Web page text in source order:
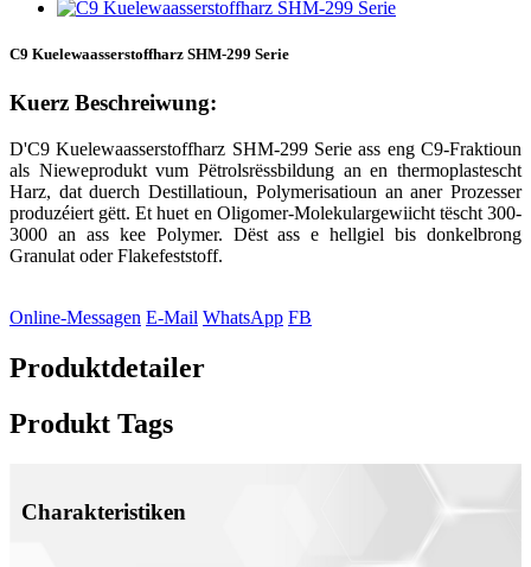
C9 Kuelewaasserstoffharz SHM-299 Serie
Kuerz Beschreiwung:
D'C9 Kuelewaasserstoffharz SHM-299 Serie ass eng C9-Fraktioun
als Nieweprodukt vum Pëtrolsrëssbildung an en thermoplastescht
Harz, dat duerch Destillatioun, Polymerisatioun an aner Prozesser
produzéiert gëtt. Et huet en Oligomer-Molekulargewiicht tëscht 300-
3000 an ass kee Polymer. Dëst ass e hellgiel bis donkelbrong
Granulat oder Flakefeststoff.
Online-Messagen E-Mail WhatsApp FB
Produktdetailer
Produkt Tags
Charakteristiken